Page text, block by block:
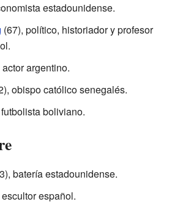
estadounidense.
(67), político, historiador y profesor
argentino.
obispo católico senegalés.
boliviano.
batería estadounidense.
escultor español.